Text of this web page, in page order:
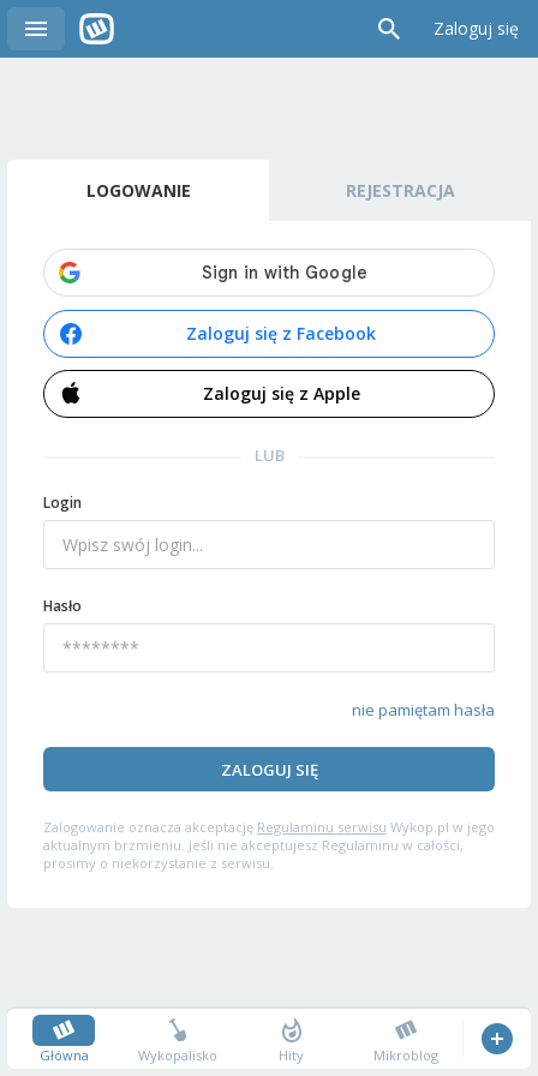
Zaloguj się
LOGOWANIE REJESTRACJA
Zaloguj się z Facebook
Zaloguj się z Apple
LUB
Login
Hasło
nie pamiętam hasła
ZALOGUJ SIĘ
Zalogowanie oznacza akceptację Regulaminu serwisu Wykop.pl w jego
aktualnym brzmieniu. Jeśli nie akceptujesz Regulaminu w całości,
prosimy o niekorzystanie z serwisu.
Główna Wykopalisko Hity Mikroblog